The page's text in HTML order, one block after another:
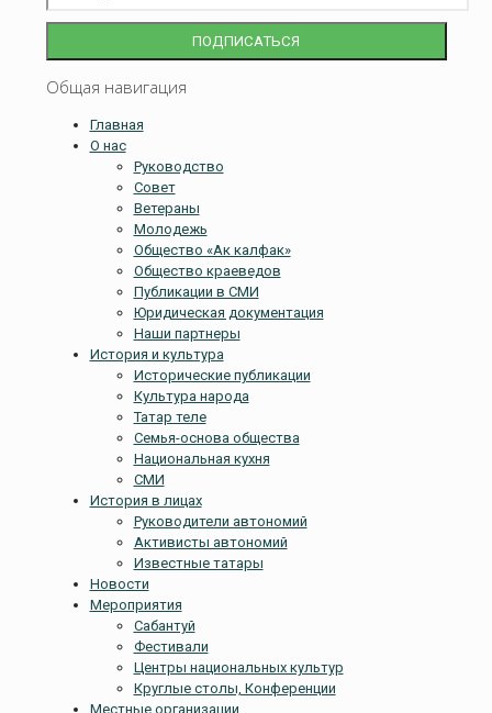
Общая навигация
Главная
О нас
Руководство
Совет
Ветераны
Молодежь
Общество «Ак калфак»
Общество краеведов
Публикации в СМИ
Юридическая документация
Наши партнеры
История и культура
Исторические публикации
Культура народа
Татар теле
Семья-основа общества
Национальная кухня
СМИ
История в лицах
Руководители автономий
Активисты автономий
Известные татары
Новости
Мероприятия
Сабантуй
Фестивали
Центры национальных культур
Круглые столы, Конференции
Местные организации